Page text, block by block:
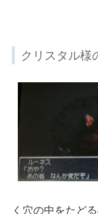
クリスタル様
く穴の中をたど